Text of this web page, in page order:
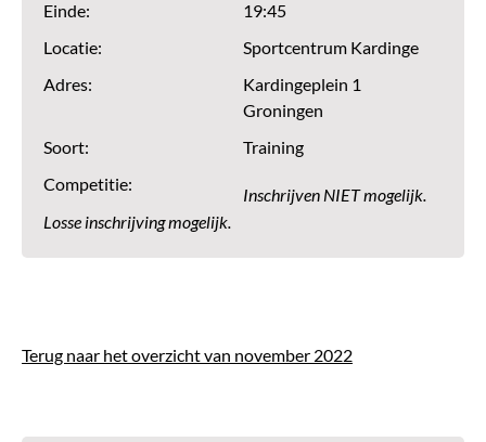
Einde:
19:45
Locatie:
Sportcentrum Kardinge
Adres:
Kardingeplein 1
Groningen
Soort:
Training
Competitie:
Inschrijven NIET mogelijk.
Losse inschrijving mogelijk.
Terug naar het overzicht van november 2022